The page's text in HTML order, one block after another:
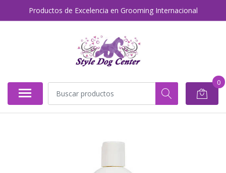
Productos de Excelencia en Grooming Internacional
0